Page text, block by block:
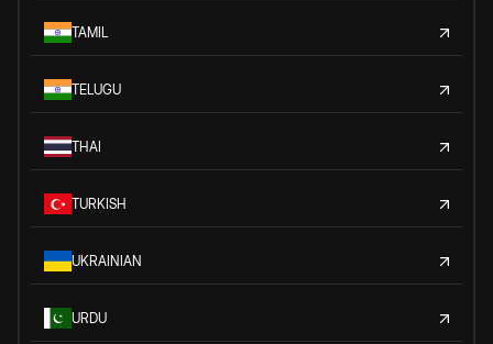
TAMIL
TELUGU
THAI
TURKISH
UKRAINIAN
URDU